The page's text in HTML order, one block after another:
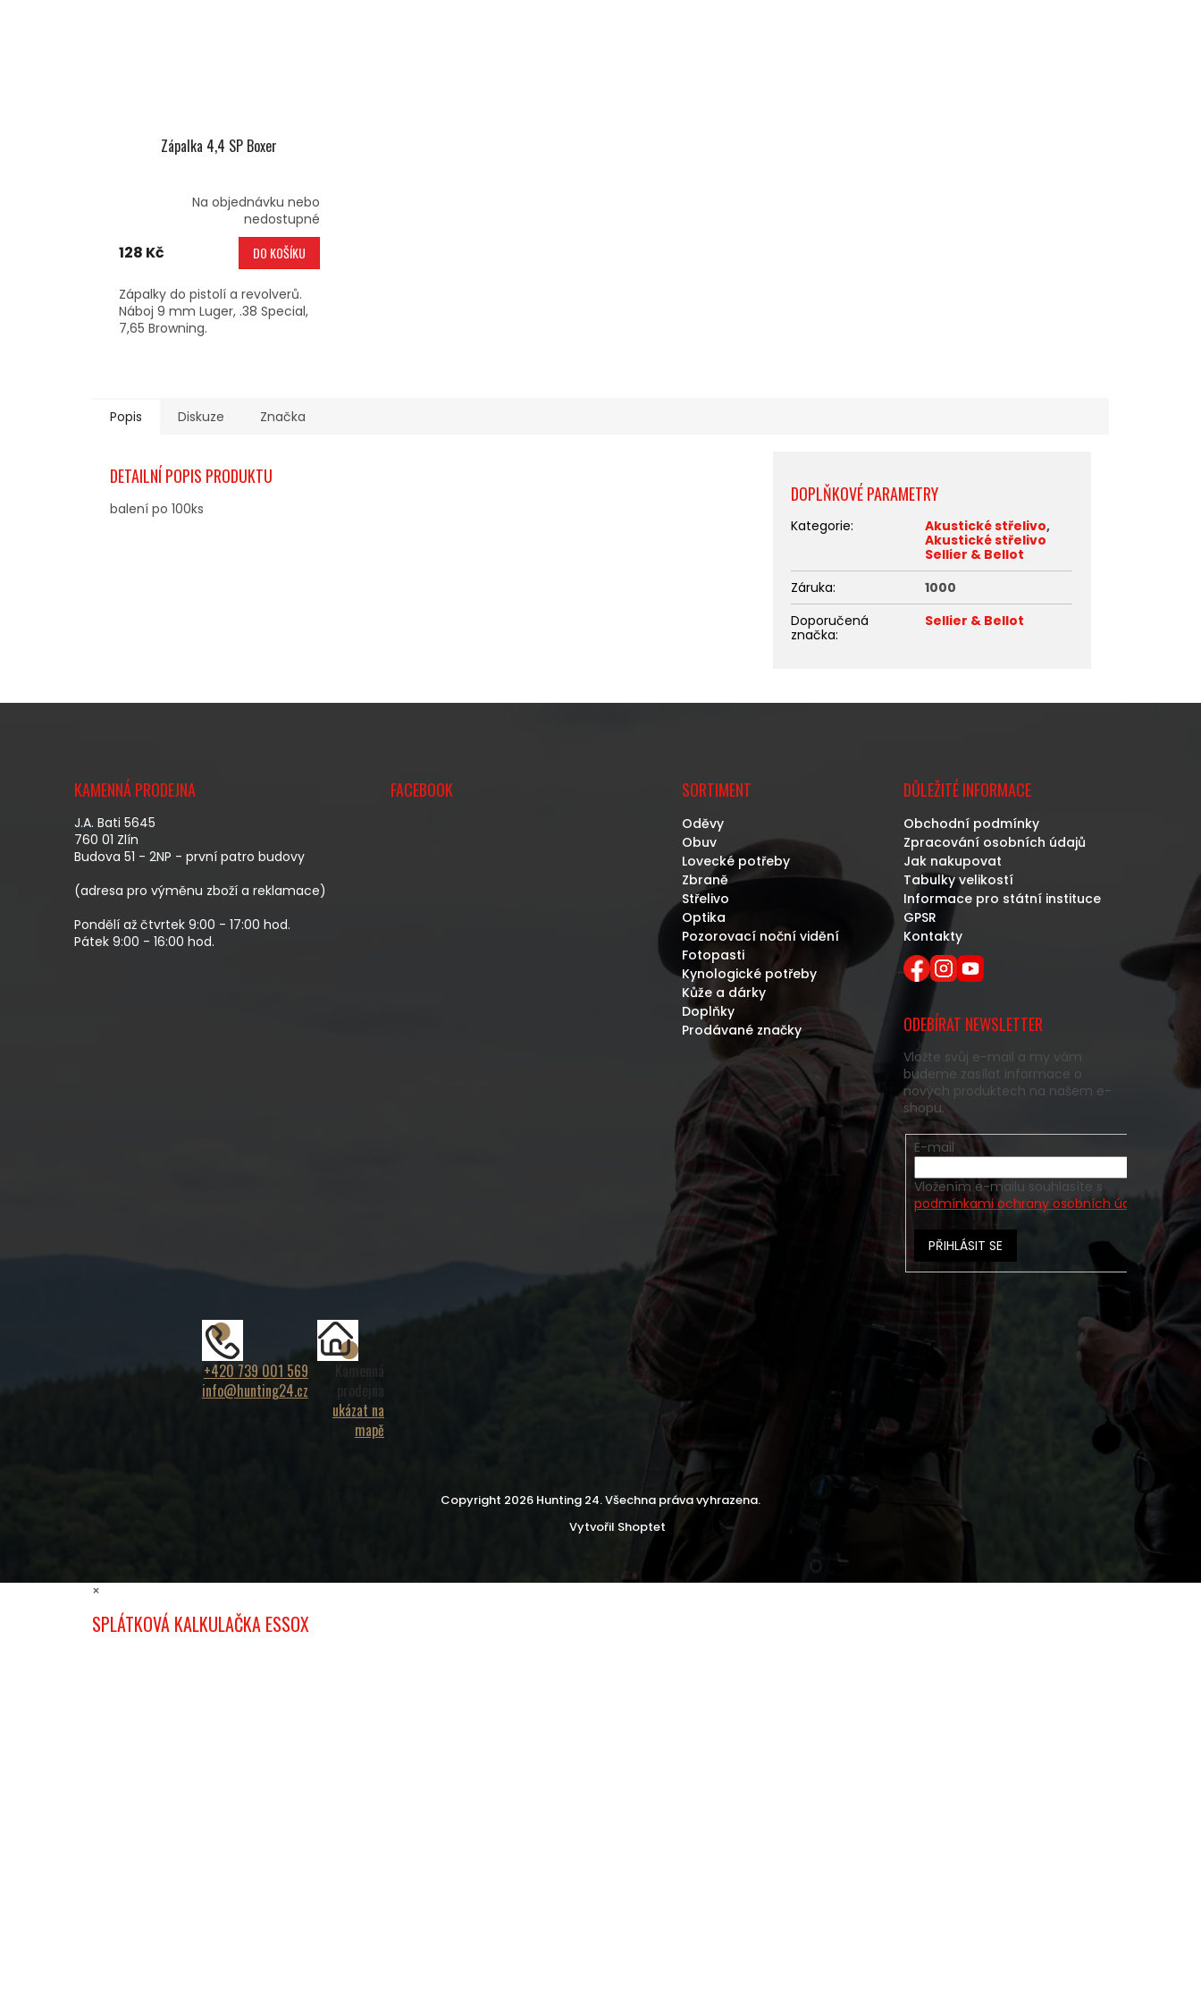
Zápalka 4,4 SP Boxer
Na objednávku nebo
nedostupné
128 Kč DO KOŠÍKU
Zápalky do pistolí a revolverů.
Náboj 9 mm Luger, .38 Special,
7,65 Browning.
Popis Diskuze Značka
DETAILNÍ POPIS PRODUKTU
balení po 100ks
DOPLŇKOVÉ PARAMETRY
Kategorie: Akustické střelivo,
Akustické střelivo
Sellier & Bellot
Záruka:
1000
Doporučená
značka:
Sellier & Bellot
KAMENNÁ PRODEJNA
J.A. Bati 5645
760 01 Zlín
Budova 51 - 2NP - první patro budovy
(adresa pro výměnu zboží a reklamace)
Pondělí až čtvrtek 9:00 - 17:00 hod.
Pátek 9:00 - 16:00 hod.
FACEBOOK SORTIMENT
Oděvy
Obuv
Lovecké potřeby
Zbraně
Střelivo
Optika
Pozorovací noční vidění
Fotopasti
Kynologické potřeby
Kůže a dárky
Doplňky
Prodávané značky
DŮLEŽITÉ INFORMACE
Obchodní podmínky
Zpracování osobních údajů
Jak nakupovat
Tabulky velikostí
Informace pro státní instituce
GPSR
Kontakty
ODEBÍRAT NEWSLETTER
Vložte svůj e-mail a my vám
budeme zasílat informace o
nových produktech na našem e-
shopu.
E-mail
Vložením e-mailu souhlasíte s
podmínkami ochrany osobních údajů
PŘIHLÁSIT SE
+420 739 001 569
info@hunting24.cz
Kamenná
prodejna
ukázat na
mapě
Vytvořil Shoptet
Copyright 2026 Hunting 24. Všechna práva vyhrazena.
×
SPLÁTKOVÁ KALKULAČKA ESSOX